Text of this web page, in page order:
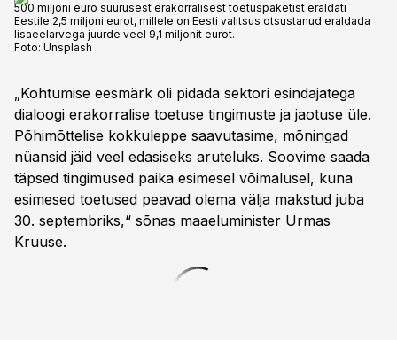
500 miljoni euro suurusest erakorralisest toetuspaketist eraldati
Eestile 2,5 miljoni eurot, millele on Eesti valitsus otsustanud eraldada
lisaeelarvega juurde veel 9,1 miljonit eurot.
Foto: Unsplash
„Kohtumise eesmärk oli pidada sektori esindajatega
dialoogi erakorralise toetuse tingimuste ja jaotuse üle.
Põhimõttelise kokkuleppe saavutasime, mõningad
nüansid jäid veel edasiseks aruteluks. Soovime saada
täpsed tingimused paika esimesel võimalusel, kuna
esimesed toetused peavad olema välja makstud juba
30. septembriks,“ sõnas maaeluminister Urmas
Kruuse.